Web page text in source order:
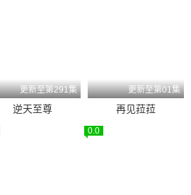
更新至第291集
逆天至尊
更新至第01集
再见菈菈
0.0